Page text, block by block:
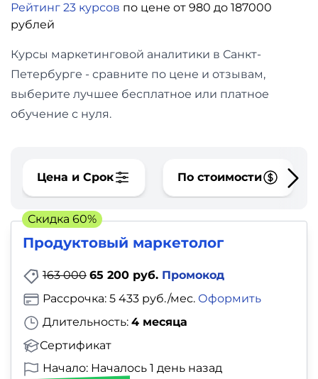
Рейтинг 23 курсов по цене от 980 до 187000
рублей
Курсы маркетинговой аналитики в Санкт-
Петербурге - сравните по цене и отзывам,
выберите лучшее бесплатное или платное
обучение с нуля.
Цена и Срок По стоимости
Продуктовый маркетолог
163 000 65 200 руб. Промокод
Длительность: 4 месяца
Сертификат
Рассрочка: 5 433 руб./мес. Оформить
Начало: Началось 1 день назад
Скидка 60%
финансы
Дизайн
Аналитика
аудио
Маркетинг
Иностранный
язык
Для
детей
Красота,